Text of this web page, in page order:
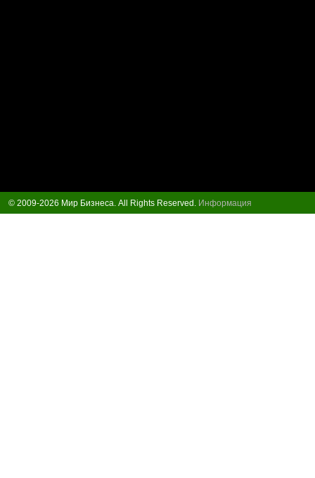
© 2009-2026 Мир Бизнеса. All Rights Reserved. Информация